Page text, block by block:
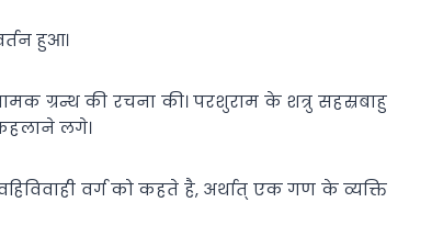
हुआ।
ग्रन्थ की रचना की। परशुराम के शत्रु सहस्रबाहु
लगे।
वर्ग को कहते है, अर्थात् एक गण के व्यक्ति